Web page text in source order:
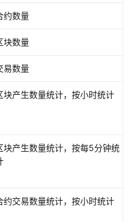
约数量
块数量
易数量
块产生数量统计，按小时统计
块产生数量统计，按每5分钟统
约交易数量统计，按小时统计